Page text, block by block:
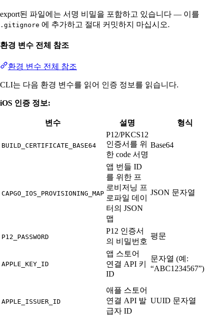
export된 파일에는 서명 비밀을 포함하고 있습니다 — 이를
.gitignore 에 추가하고 절대 커밋하지 마십시오.
환경 변수 전체 참조
환경 변수 전체 참조
CLI는 다음 환경 변수를 읽어 인증 정보를 읽습니다.
iOS 인증 정보:
변수 설명 형식
BUILD_CERTIFICATE_BASE64
P12/PKCS12
인증서를 위
한 code 서명
Base64
CAPGO_IOS_PROVISIONING_MAP
앱 번들 ID
를 위한 프
로비저닝 프
로파일 데이
터의 JSON
맵
JSON 문자열
P12_PASSWORD
P12 인증서
의 비밀번호
평문
APPLE_KEY_ID
앱 스토어
연결 API 키
ID
문자열 (예:
“ABC1234567”)
APPLE_ISSUER_ID
애플 스토어
연결 API 발
급자 ID
UUID 문자열